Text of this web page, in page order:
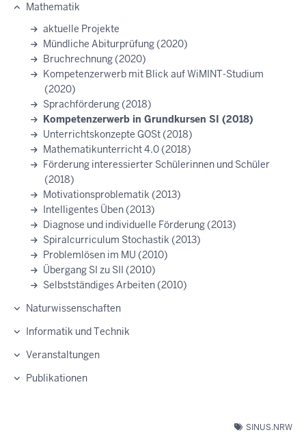
Mathematik
aktuelle Projekte
Mündliche Abiturprüfung (2020)
Bruchrechnung (2020)
Kompetenzerwerb mit Blick auf WiMINT-Studium
(2020)
Sprachförderung (2018)
Kompetenzerwerb in Grundkursen SI (2018)
Unterrichtskonzepte GOSt (2018)
Mathematikunterricht 4.0 (2018)
Förderung interessierter Schülerinnen und Schüler
(2018)
Motivationsproblematik (2013)
Intelligentes Üben (2013)
Diagnose und individuelle Förderung (2013)
Spiralcurriculum Stochastik (2013)
Problemlösen im MU (2010)
Übergang SI zu SII (2010)
Selbstständiges Arbeiten (2010)
Naturwissenschaften
Informatik und Technik
Veranstaltungen
Publikationen
SINUS.NRW